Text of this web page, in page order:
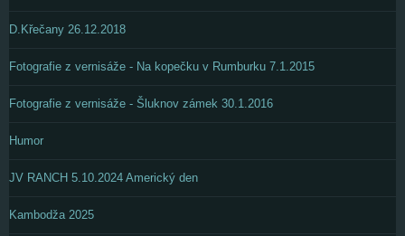
D.Křečany 26.12.2018
Fotografie z vernisáže - Na kopečku v Rumburku 7.1.2015
Fotografie z vernisáže - Šluknov zámek 30.1.2016
Humor
JV RANCH 5.10.2024 Americký den
Kambodža 2025